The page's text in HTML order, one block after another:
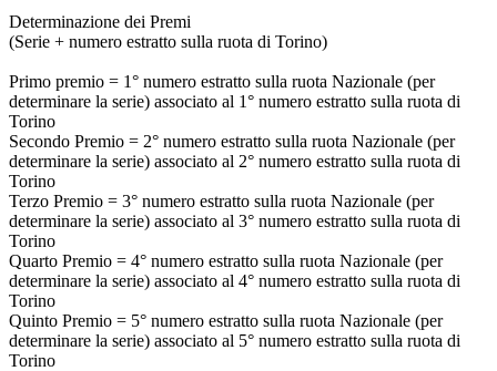
Determinazione dei Premi
(Serie + numero estratto sulla ruota di Torino)
Primo premio = 1° numero estratto sulla ruota Nazionale (per
determinare la serie) associato al 1° numero estratto sulla ruota di
Torino
Secondo Premio = 2° numero estratto sulla ruota Nazionale (per
determinare la serie) associato al 2° numero estratto sulla ruota di
Torino
Terzo Premio = 3° numero estratto sulla ruota Nazionale (per
determinare la serie) associato al 3° numero estratto sulla ruota di
Torino
Quarto Premio = 4° numero estratto sulla ruota Nazionale (per
determinare la serie) associato al 4° numero estratto sulla ruota di
Torino
Quinto Premio = 5° numero estratto sulla ruota Nazionale (per
determinare la serie) associato al 5° numero estratto sulla ruota di
Torino